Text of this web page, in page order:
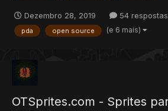
Dezembro 28, 2019 54 respostas
pda open source (e 6 mais)
OTSprites.com - Sprites